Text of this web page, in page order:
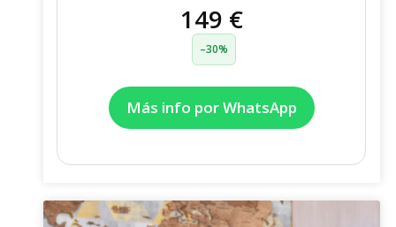
149 €
–30%
Más info por WhatsApp